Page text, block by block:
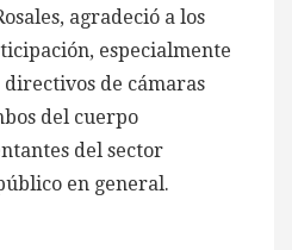
agradeció a los
especialmente
de cámaras
del cuerpo
del sector
en general.